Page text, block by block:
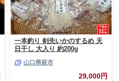
一本釣り 剣先いかのするめ 天
日干し 大入り 約200g
山口県萩市
29,000円